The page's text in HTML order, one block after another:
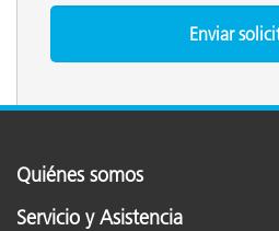
Quiénes somos
Servicio y Asistencia